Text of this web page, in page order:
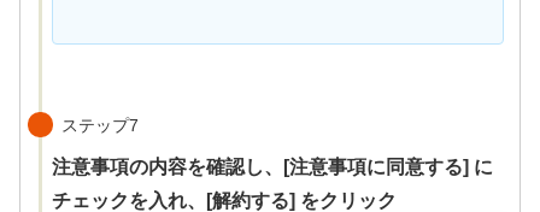
ステップ7
注意事項の内容を確認し、[注意事項に同意する] に
チェックを入れ、[解約する] をクリック